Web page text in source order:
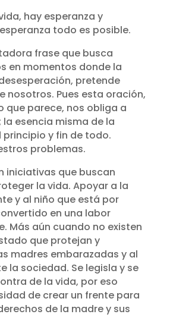
hay esperanza y
todo es posible.
frase que busca
en momentos donde la
pretende
nosotros. Pues esta oración,
que parece, nos obliga a
la esencia misma de la
principio y fin de todo.
problemas.
iniciativas que buscan
la vida. Apoyar a la
y al niño que está por
en una labor
Más aún cuando no existen
que protejan y
madres embarazadas y al
la sociedad. Se legisla y se
de la vida, por eso
de crear un frente para
derechos de la madre y sus